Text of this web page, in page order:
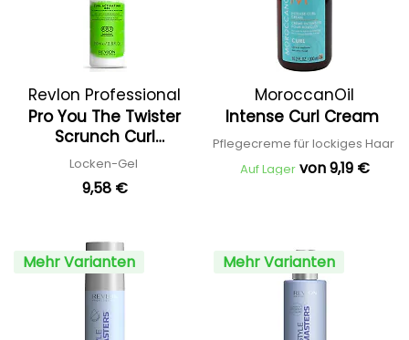
Revlon Professional
Pro You The Twister
Scrunch Curl
Activating Gel
Locken-Gel
9,58 €
MoroccanOil
Intense Curl Cream
Pflegecreme für lockiges Haar
Auf Lager von 9,19 €
Mehr Varianten Mehr Varianten